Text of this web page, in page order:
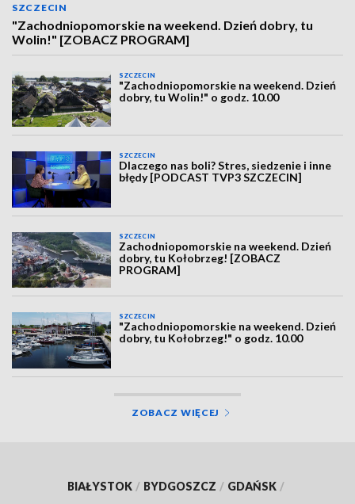
SZCZECIN
"Zachodniopomorskie na weekend. Dzień dobry, tu
Wolin!" [ZOBACZ PROGRAM]
SZCZECIN
"Zachodniopomorskie na weekend. Dzień
dobry, tu Wolin!" o godz. 10.00
SZCZECIN
Dlaczego nas boli? Stres, siedzenie i inne
błędy [PODCAST TVP3 SZCZECIN]
SZCZECIN
Zachodniopomorskie na weekend. Dzień
dobry, tu Kołobrzeg! [ZOBACZ
PROGRAM]
SZCZECIN
"Zachodniopomorskie na weekend. Dzień
dobry, tu Kołobrzeg!" o godz. 10.00
ZOBACZ WIĘCEJ
BIAŁYSTOK / BYDGOSZCZ / GDAŃSK /